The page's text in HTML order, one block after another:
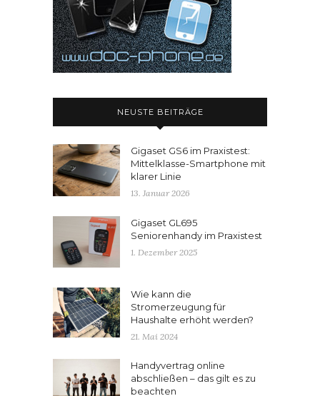
NEUSTE BEITRÄGE
Gigaset GS6 im Praxistest:
Mittelklasse-Smartphone mit
klarer Linie
13. Januar 2026
Gigaset GL695
Seniorenhandy im Praxistest
1. Dezember 2025
Wie kann die
Stromerzeugung für
Haushalte erhöht werden?
21. Mai 2024
Handyvertrag online
abschließen – das gilt es zu
beachten